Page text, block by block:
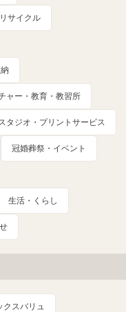
リサイクル
ャー・教育・教習所
タジオ・プリントサービス
冠婚葬祭・イベント
生活・くらし
クスバリュ